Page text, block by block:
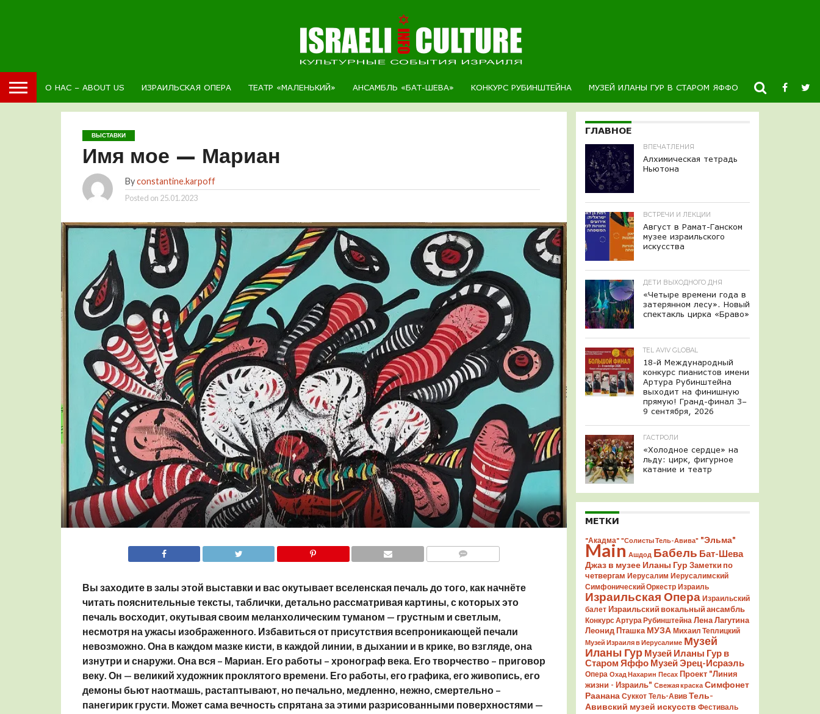
О НАС – ABOUT US ИЗРАИЛЬСКАЯ ОПЕРА ТЕАТР «МАЛЕНЬКИЙ» АНСАМБЛЬ «БАТ-ШЕВА» КОНКУРС РУБИНШТЕЙНА МУЗЕЙ ИЛАНЫ ГУР В СТАРОМ ЯФФО НОВОСТИ
ВЫСТАВКИ
Имя мое — Мариан
Byconstantine.karpoff
Posted on 25.01.2023
Вы заходите в залы этой выставки и вас окутывает вселенская печаль до того, как начнёте
читать пояснительные тексты, таблички, детально рассматривая картины, с которых это
печаль восходит, окутывая своим меланхолическим туманом — грустным и светлым,
несмотря на ужасы изображенного. Избавиться от присутствия всепроникающей печали
невозможно. Она в каждом мазке кисти, в каждой линии, в дыхании и в крике, во взгляде, она
изнутри и снаружи. Она вся – Мариан. Его работы – хронограф века. Его творчество – приговор
веку. Он — великий художник проклятого времени. Его работы, его графика, его живопись, его
демоны бьют наотмашь, растаптывают, но печально, медленно, нежно, смертельно –
панегирик грусти. Может сама вечность спрятана за этими разрисованными поверхностями —
ГЛАВНОЕ
ВПЕЧАТЛЕНИЯ
Алхимическая тетрадь
Ньютона
ВСТРЕЧИ И ЛЕКЦИИ
Август в Рамат-Ганском
музее израильского
искусства
ДЕТИ ВЫХОДНОГО ДНЯ
«Четыре времени года в
затерянном лесу». Новый
спектакль цирка «Браво»
TEL AVIV GLOBAL
18-й Международный
конкурс пианистов имени
Артура Рубинштейна
выходит на финишную
прямую! Гранд-финал 3–
9 сентября, 2026
ГАСТРОЛИ
«Холодное сердце» на
льду: цирк, фигурное
катание и театр
МЕТКИ
"Акадма" "Солисты Тель-Авива" "Эльма"
Main Ашдод Бабель Бат-Шева
Джаз в музее Иланы Гур Заметки по
четвергам Иерусалим Иерусалимский
Симфонический Оркестр Израиль
Израильская Опера Израильский
балет Израильский вокальный ансамбль
Конкурс Артура Рубинштейна Лена Лагутина
Леонид Пташка МУЗА Михаил Теплицкий
Музей Израиля в Иерусалиме Музей
Иланы Гур Музей Иланы Гур в
Старом Яффо Музей Эрец-Исраэль
Опера Охад Нахарин Песах Проект "Линия
жизни - Израиль" Свежая краска Симфонет
Раанана Суккот Тель-Авив Тель-
Авивский музей искусств Фестиваль